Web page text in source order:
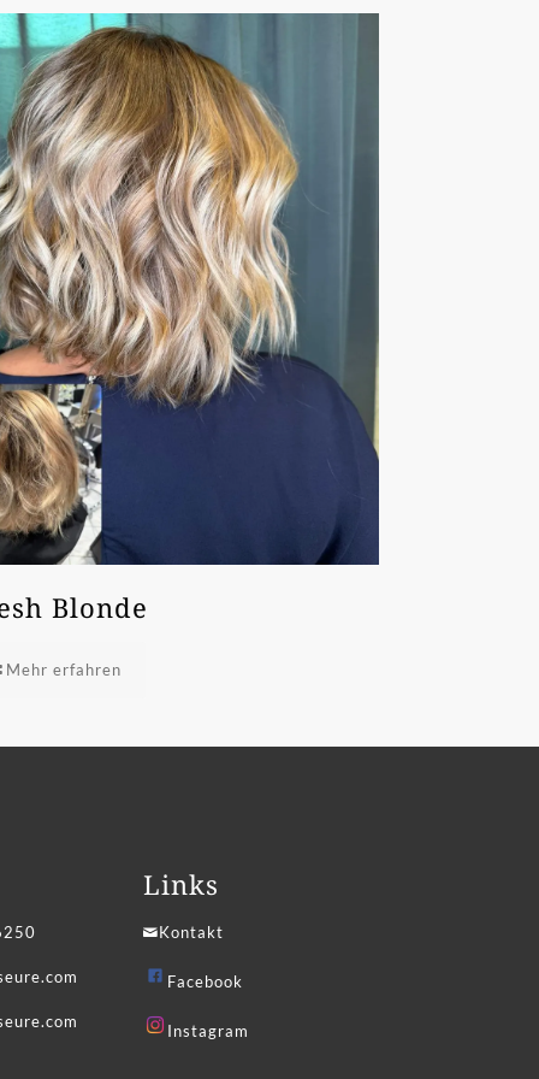
Blonde
Mehr erfahren
Links
Kontakt
Facebook
Instagram